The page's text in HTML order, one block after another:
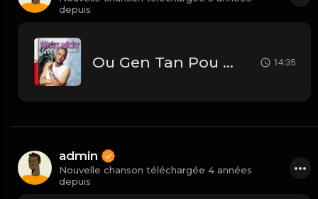
depuis
Ou Gen Tan Pou Pale Live 14:35
admin
Nouvelle chanson téléchargée 4 années
depuis